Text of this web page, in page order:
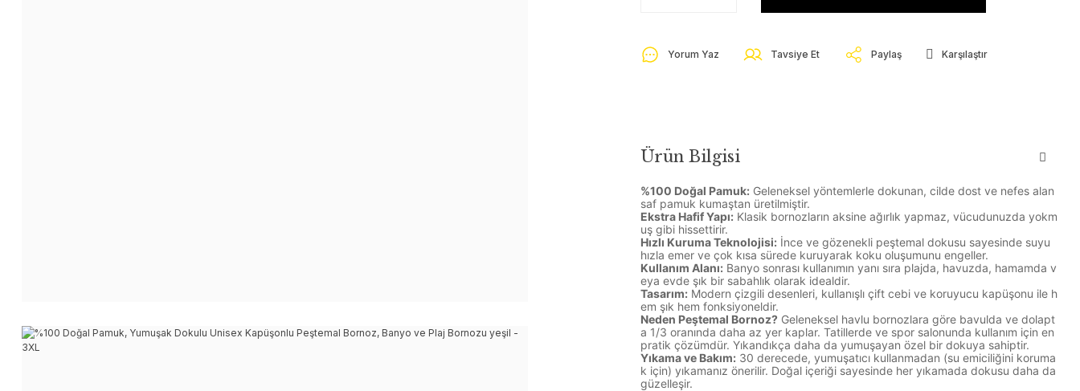
Yorum Yaz Tavsiye Et Paylaş Karşılaştır
Ürün Bilgisi
%100 Doğal Pamuk: Geleneksel yöntemlerle dokunan, cilde dost ve nefes alan
saf pamuk kumaştan üretilmiştir.
Ekstra Hafif Yapı: Klasik bornozların aksine ağırlık yapmaz, vücudunuzda yokm
uş gibi hissettirir.
Hızlı Kuruma Teknolojisi: İnce ve gözenekli peştemal dokusu sayesinde suyu
hızla emer ve çok kısa sürede kuruyarak koku oluşumunu engeller.
Kullanım Alanı: Banyo sonrası kullanımın yanı sıra plajda, havuzda, hamamda v
eya evde şık bir sabahlık olarak idealdir.
Tasarım: Modern çizgili desenleri, kullanışlı çift cebi ve koruyucu kapüşonu ile h
em şık hem fonksiyoneldir.
Neden Peştemal Bornoz? Geleneksel havlu bornozlara göre bavulda ve dolapt
a 1/3 oranında daha az yer kaplar. Tatillerde ve spor salonunda kullanım için en
pratik çözümdür. Yıkandıkça daha da yumuşayan özel bir dokuya sahiptir.
Yıkama ve Bakım: 30 derecede, yumuşatıcı kullanmadan (su emiciliğini koruma
k için) yıkamanız önerilir. Doğal içeriği sayesinde her yıkamada dokusu daha da
güzelleşir.